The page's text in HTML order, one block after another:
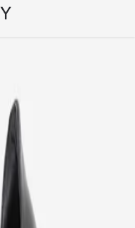
Ayakkabı Siyah